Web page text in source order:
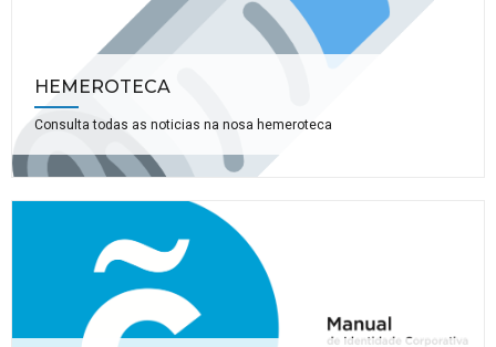
HEMEROTECA
Consulta todas as noticias na nosa hemeroteca